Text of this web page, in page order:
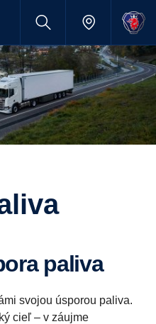
paliva
svojou úsporou paliva.
cieľ – v záujme